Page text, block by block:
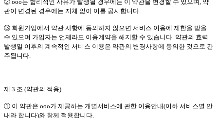
② ooo는 합리적인 사유가 발생될 경우에는 이 약관을 변경할 수 있으며, 약
관이 변경된 경우에는 지체 없이 이를 공시합니다.
③ 회원가입에서 약관 사항에 동의하지 않으면 서비스 이용에 제한을 받을
수 있으며 가입자는 언제라도 이용계약을 해지할 수 있습니다. 약관의 효력
발생일 이후의 계속적인 서비스 이용은 약관의 변경사항에 동의한 것으로 간
주됩니다.
제 3 조 (약관의 적용)
① 이 약관은 ooo가 제공하는 개별서비스에 관한 이용안내(이하 서비스별 안
내라 합니다)와 함께 적용합니다.